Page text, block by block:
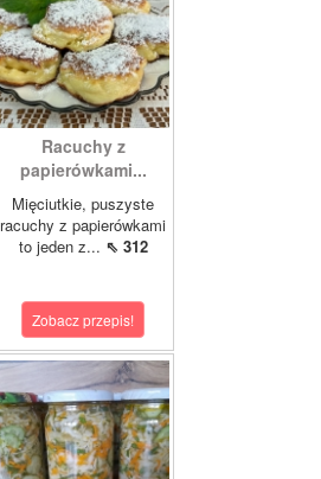
Racuchy z
papierówkami...
Mięciutkie, puszyste
racuchy z papierówkami
to jeden z... ⇖ 312
Zobacz przepis!